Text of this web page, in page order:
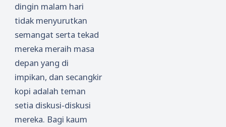
dingin malam hari
tidak menyurutkan
semangat serta tekad
mereka meraih masa
depan yang di
impikan, dan secangkir
kopi adalah teman
setia diskusi-diskusi
mereka. Bagi kaum